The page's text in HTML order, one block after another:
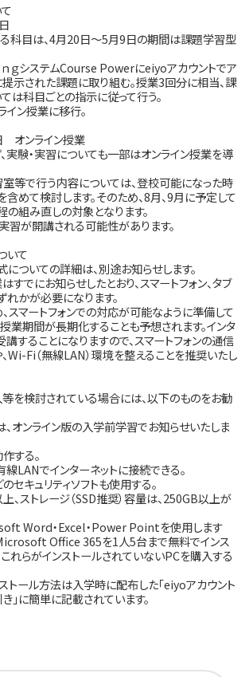
科目は、4月20日～5月9日の期間は課題学習型
ｉｎｇシステムCourse Powerにeiyoアカウントでア
提示された課題に取り組む。授業3回分に相当、課
は科目ごとの指示に従って行う。
ン授業に移行。
ンライン授業
実験・実習についても一部はオンライン授業を導
等で行う内容については、登校可能になった時
めて検討します。そのため、8月、9月に予定して
の組み直しの対象となります。
習が開講される可能性があります。
いて
についての詳細は、別途お知らせします。
すでにお知らせしたとおり、スマートフォン、タブ
れかが必要になります。
スマートフォンでの対応が可能なように準備して
授業期間が長期化することも予想されます。インタ
することになりますので、スマートフォンの通信
Wi-Fi（無線LAN）環境を整えることを推奨いたし
等を検討されている場合には、以下のものをお勧
、オンライン版の入学前学習でお知らせいたしま
する。
LANでインターネットに接続できる。
セキュリティソフトも使用する。
、ストレージ（SSD推奨）容量は、250GB以上が
Word・Excel・Power Pointを使用します
Office 365を1人5台まで無料でインス
これらがインストールされていないPCを購入する
トール方法は入学時に配布した「eiyoアカウント
」に簡単に記載されています。